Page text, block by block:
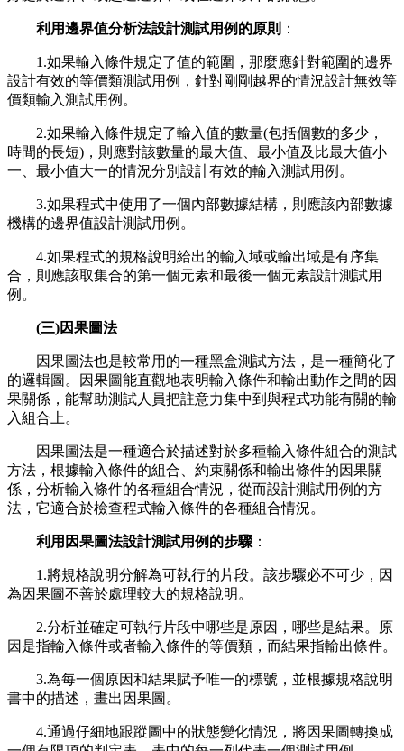
利用邊界值分析法設計測試用例的原則 ：
1.如果輸入條件規定了值的範圍，那麼應針對範圍的邊界
設計有效的等價類測試用例，針對剛剛越界的情況設計無效等
價類輸入測試用例。
2.如果輸入條件規定了輸入值的數量(包括個數的多少，
時間的長短)，則應對該數量的最大值、最小值及比最大值小
一、最小值大一的情況分別設計有效的輸入測試用例。
3.如果程式中使用了一個內部數據結構，則應該內部數據
機構的邊界值設計測試用例。
4.如果程式的規格說明給出的輸入域或輸出域是有序集
合，則應該取集合的第一個元素和最後一個元素設計測試用
例。
(三)因果圖法
因果圖法也是較常用的一種黑盒測試方法，是一種簡化了
的邏輯圖。因果圖能直觀地表明輸入條件和輸出動作之間的因
果關係，能幫助測試人員把註意力集中到與程式功能有關的輸
入組合上。
因果圖法是一種適合於描述對於多種輸入條件組合的測試
方法，根據輸入條件的組合、約束關係和輸出條件的因果關
係，分析輸入條件的各種組合情況，從而設計測試用例的方
法，它適合於檢查程式輸入條件的各種組合情況。
利用因果圖法設計測試用例的步驟 ：
1.將規格說明分解為可執行的片段。該步驟必不可少，因
為因果圖不善於處理較大的規格說明。
2.分析並確定可執行片段中哪些是原因，哪些是結果。原
因是指輸入條件或者輸入條件的等價類，而結果指輸出條件。
3.為每一個原因和結果賦予唯一的標號，並根據規格說明
書中的描述，畫出因果圖。
4.通過仔細地跟蹤圖中的狀態變化情況，將因果圖轉換成